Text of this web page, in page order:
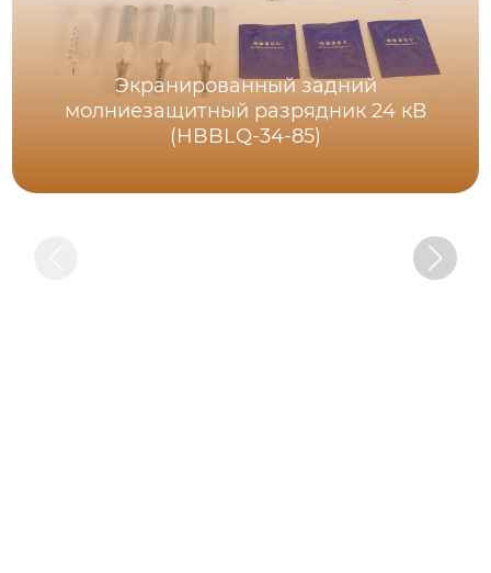
Экранированный задний
молниезащитный разрядник 24 кВ
(HBBLQ-34-85)